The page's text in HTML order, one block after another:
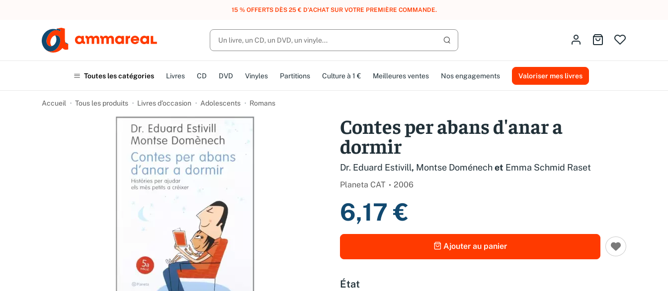
UN ACHAT, DES POINTS, DES RÉCOMPENSES :REJOIGNEZ GRATUITEMENT LE CLUB AMMAREAL.
Lancer la recherche
Identifiez-vousAller au panier
Toutes les catégories Livres CD DVD Vinyles Partitions Culture à 1 € Meilleures ventes Nos engagements Valoriser mes livres
Accueil Tous les produits Livres d’occasion Adolescents Romans
Contes per abans d'anar a
dormir
Dr. Eduard Estivill, Montse Doménechet Emma Schmid Raset
Planeta CAT 2006
6,17 €
Ajouter au panier
État